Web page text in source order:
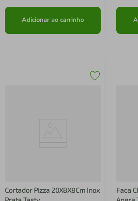
Adicionar ao carrinho
Cortador Pizza 20X8X8Cm Inox
Faca